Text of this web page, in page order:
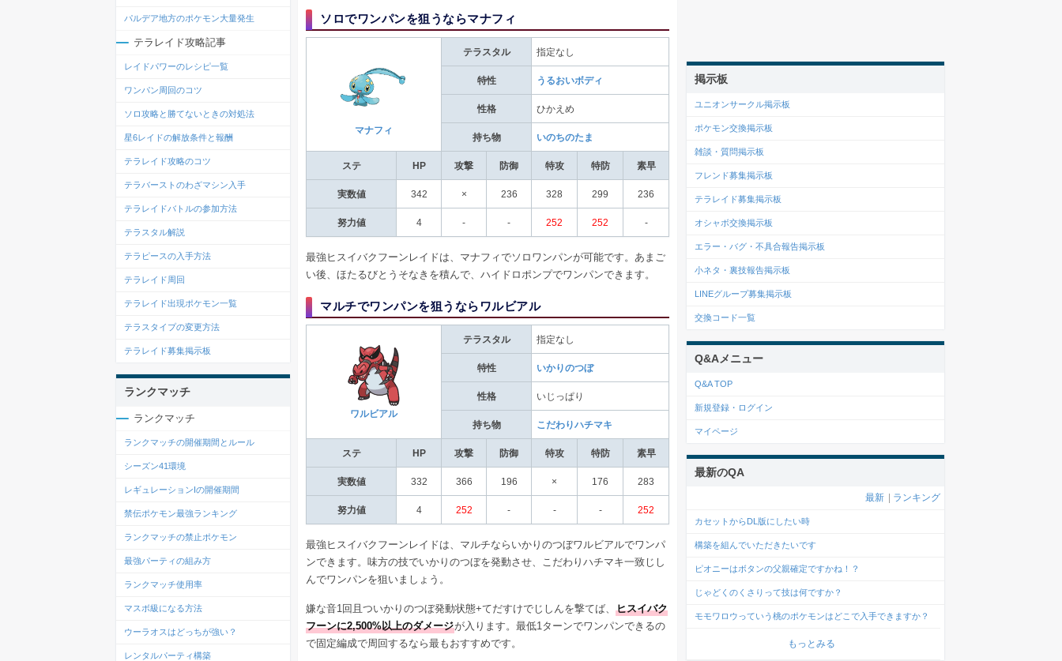
ソロでワンパンを狙うならマナフィ
マナフィ
テラスタル 指定なし
特性 うるおいボディ
性格 ひかえめ
持ち物 いのちのたま
ステ HP 攻撃 防御 特攻 特防 素早
実数値 342 × 236 328 299 236
努力値 4 - - 252 252 -
最強ヒスイバクフーンレイドは、マナフィでソロワンパンが可能です。あまご
い後、ほたるびとうそなきを積んで、ハイドロポンプでワンパンできます。
マルチでワンパンを狙うならワルビアル
ワルビアル
テラスタル 指定なし
特性 いかりのつぼ
性格 いじっぱり
持ち物 こだわりハチマキ
ステ HP 攻撃 防御 特攻 特防 素早
実数値 332 366 196 × 176 283
努力値 4 252 - - - 252
最強ヒスイバクフーンレイドは、マルチならいかりのつぼワルビアルでワンパ
ンできます。味方の技でいかりのつぼを発動させ、こだわりハチマキ一致じし
んでワンパンを狙いましょう。
嫌な音1回且ついかりのつぼ発動状態+てだすけでじしんを撃てば、 ヒスイバク
フーンに2,500%以上のダメージが入ります。最低1ターンでワンパンできるの
で固定編成で周回するなら最もおすすめです。
パルデア地方のポケモン大量発生
テラレイド攻略記事
レイドパワーのレシピ一覧
ワンパン周回のコツ
ソロ攻略と勝てないときの対処法
星6レイドの解放条件と報酬
テラレイド攻略のコツ
テラバーストのわざマシン入手
テラレイドバトルの参加方法
テラスタル解説
テラピースの入手方法
テラレイド周回
テラレイド出現ポケモン一覧
テラスタイプの変更方法
テラレイド募集掲示板
ランクマッチ
ランクマッチ
ランクマッチの開催期間とルール
シーズン41環境
レギュレーションIの開催期間
禁伝ポケモン最強ランキング
ランクマッチの禁止ポケモン
最強パーティの組み方
ランクマッチ使用率
マスボ級になる方法
ウーラオスはどっちが強い？
レンタルパーティ構築
掲示板
ユニオンサークル掲示板
ポケモン交換掲示板
雑談・質問掲示板
フレンド募集掲示板
テラレイド募集掲示板
オシャボ交換掲示板
エラー・バグ・不具合報告掲示板
小ネタ・裏技報告掲示板
LINEグループ募集掲示板
交換コード一覧
Q&Aメニュー
Q&A TOP
新規登録・ログイン
マイページ
最新のQA
最新 | ランキング
カセットからDL版にしたい時
構築を組んでいただきたいです
ピオニーはボタンの父親確定ですかね！？
じゃどくのくさりって技は何ですか？
モモワロウっていう桃のポケモンはどこで入手できますか？
もっとみる